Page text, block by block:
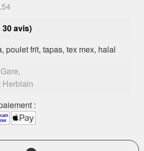
30 avis)
poulet frit, tapas, tex mex, halal
Herblain
: